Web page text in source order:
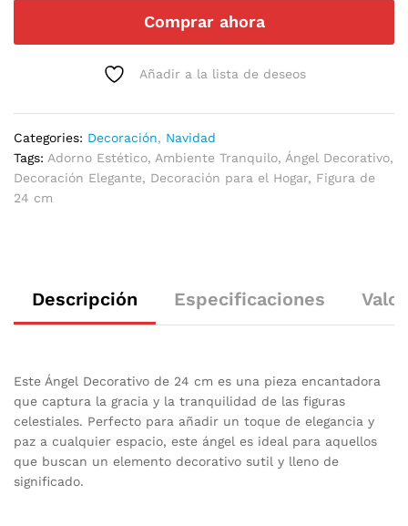
Comprar ahora
Añadir a la lista de deseos
Categories: Decoración, Navidad
Tags: Adorno Estético, Ambiente Tranquilo, Ángel Decorativo,
Decoración Elegante, Decoración para el Hogar, Figura de
24 cm
Descripción Especificaciones
Este Ángel Decorativo de 24 cm es una pieza encantadora
que captura la gracia y la tranquilidad de las figuras
celestiales. Perfecto para añadir un toque de elegancia y
paz a cualquier espacio, este ángel es ideal para aquellos
que buscan un elemento decorativo sutil y lleno de
significado.